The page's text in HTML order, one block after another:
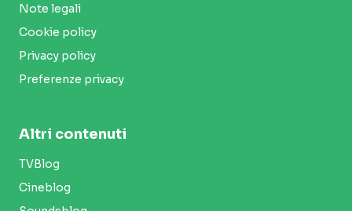
Note legali
Cookie policy
Privacy policy
Preferenze privacy
Altri contenuti
TVBlog
Cineblog